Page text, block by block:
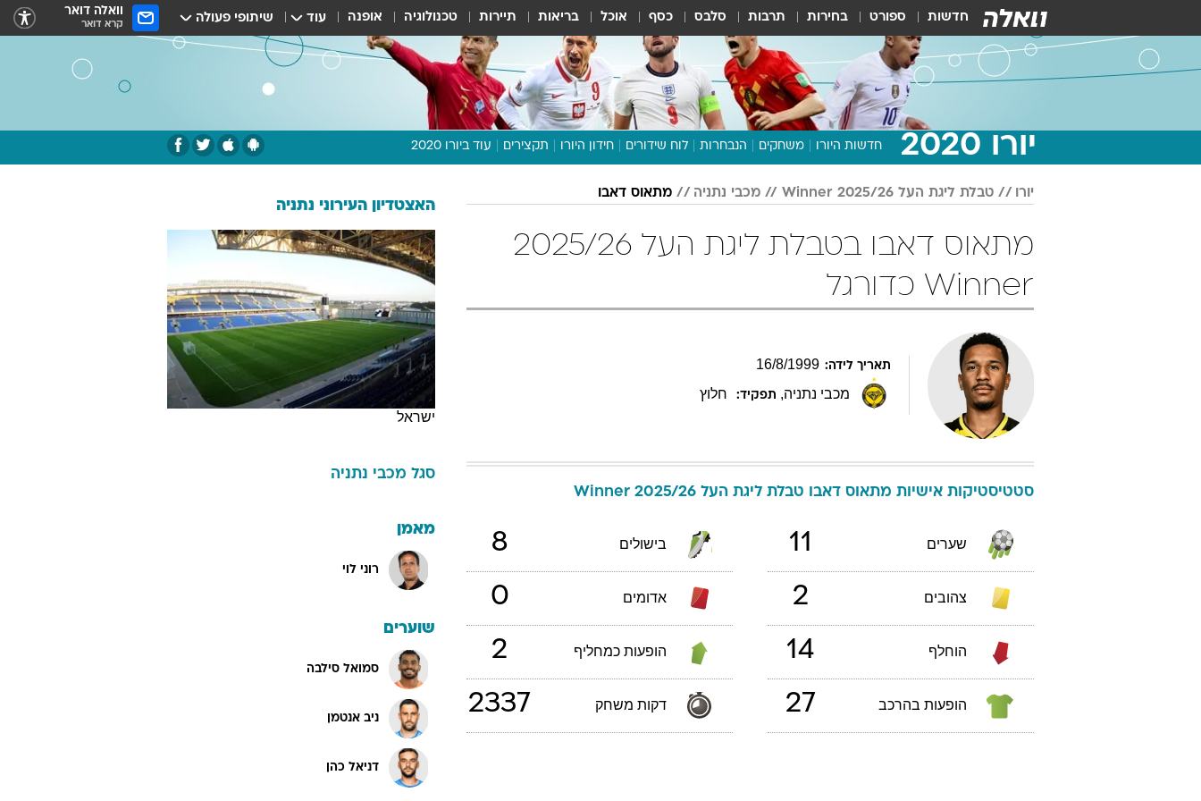
חדשות ספורט בחירות תרבות סלבס כסף אוכל בריאות תיירות טכנולוגיה אופנה עוד שיתופי פעולה וואלה דואר
קרא דואר
יורו 2020 חדשות היורו משחקים הנבחרות לוח שידורים חידון היורו תקצירים עוד ביורו 2020
תכנית היורו
דעות ופרשנויות
וואלה! ספורט
יורו טבלת ליגת העל 2025/26 Winner מכבי נתניה מתאוס דאבו
מתאוס דאבו בטבלת ליגת העל 2025/26
Winner כדורגל
תאריך לידה: 16/8/1999
מכבי נתניה, תפקיד: חלוץ
סטטיסטיקות אישיות מתאוס דאבו טבלת ליגת העל 2025/26 Winner
שערים 11 בישולים 8
צהובים 2 אדומים 0
הוחלף 14 הופעות כמחליף 2
הופעות בהרכב 27 דקות משחק 2337
האצטדיון העירוני נתניה
ישראל
סגל מכבי נתניה
מאמן
רוני לוי
שוערים
סמואל סילבה
ניב אנטמן
דניאל כהן